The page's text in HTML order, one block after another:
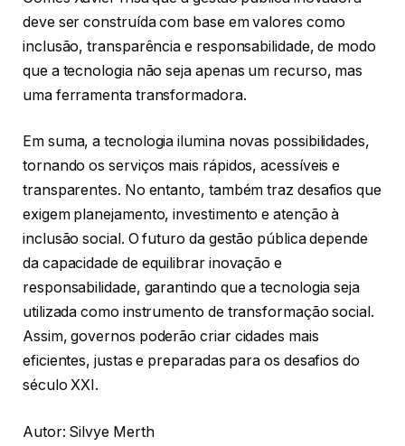
deve ser construída com base em valores como
inclusão, transparência e responsabilidade, de modo
que a tecnologia não seja apenas um recurso, mas
uma ferramenta transformadora.
Em suma, a tecnologia ilumina novas possibilidades,
tornando os serviços mais rápidos, acessíveis e
transparentes. No entanto, também traz desafios que
exigem planejamento, investimento e atenção à
inclusão social. O futuro da gestão pública depende
da capacidade de equilibrar inovação e
responsabilidade, garantindo que a tecnologia seja
utilizada como instrumento de transformação social.
Assim, governos poderão criar cidades mais
eficientes, justas e preparadas para os desafios do
século XXI.
Autor: Silvye Merth